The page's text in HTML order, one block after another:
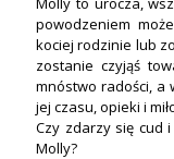
powodzeniem
kociej rodzinie lub
zostanie czyjąś
mnóstwo radości, a
jej czasu, opieki i
Czy zdarzy się cud
Molly?